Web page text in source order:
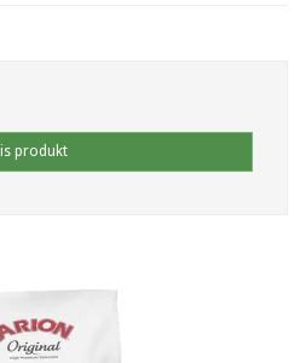
produkt